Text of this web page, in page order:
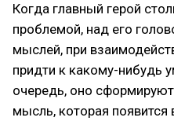
Когда главный герой
проблемой, над его
мыслей, при
придти к какому-нибудь
очередь, оно
мысль, которая появится